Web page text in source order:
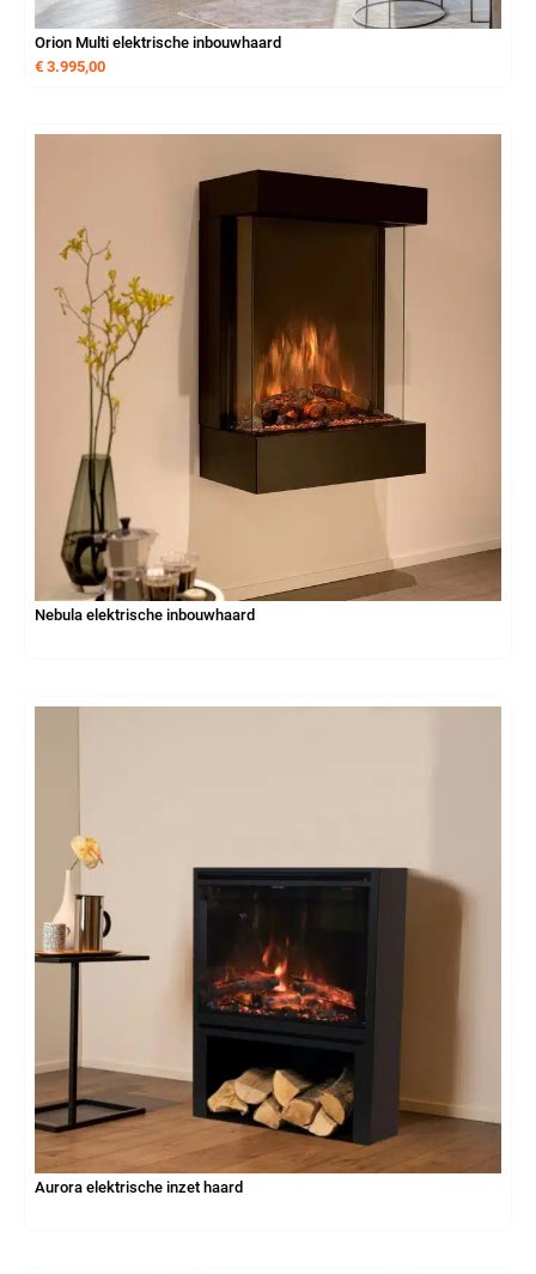
Orion Multi elektrische inbouwhaard
€ 3.995,00
Nebula elektrische inbouwhaard
Aurora elektrische inzet haard